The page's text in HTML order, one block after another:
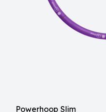
Powerhoop Slim